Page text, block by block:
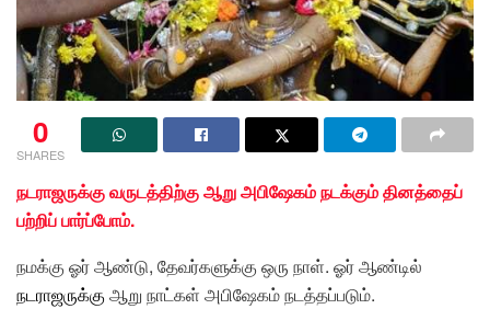
0
SHARES
நடராஜருக்கு வருடத்திற்கு ஆறு அபிஷேகம் நடக்கும் தினத்தைப்
பற்றிப் பார்ப்போம்.
நமக்கு ஓர் ஆண்டு, தேவர்களுக்கு ஒரு நாள். ஓர் ஆண்டில்
நடராஜருக்குஆறு நாட்கள் அபிஷேகம் நடத்தப்படும்.